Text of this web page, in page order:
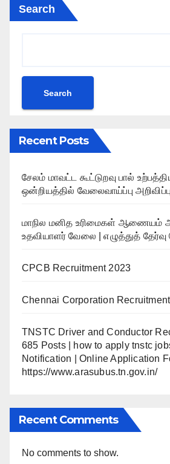
Search
Search
Recent Posts
சேலம் மாவட்ட கூட்டுறவு பால்
ஒன்றியத்தில் வேலைவாய்ப்பு
மாநில மனித உரிமைகள் ஆணையம்
உதவியாளர் வேலை | எழுத்துத் தேர்வு
CPCB Recruitment 2023
Chennai Corporation
TNSTC Driver and Conductor
685 Posts | how to apply tnstc
Notification | Online Application
https://www.arasubus.tn.gov.in/
Recent Comments
No comments to show.